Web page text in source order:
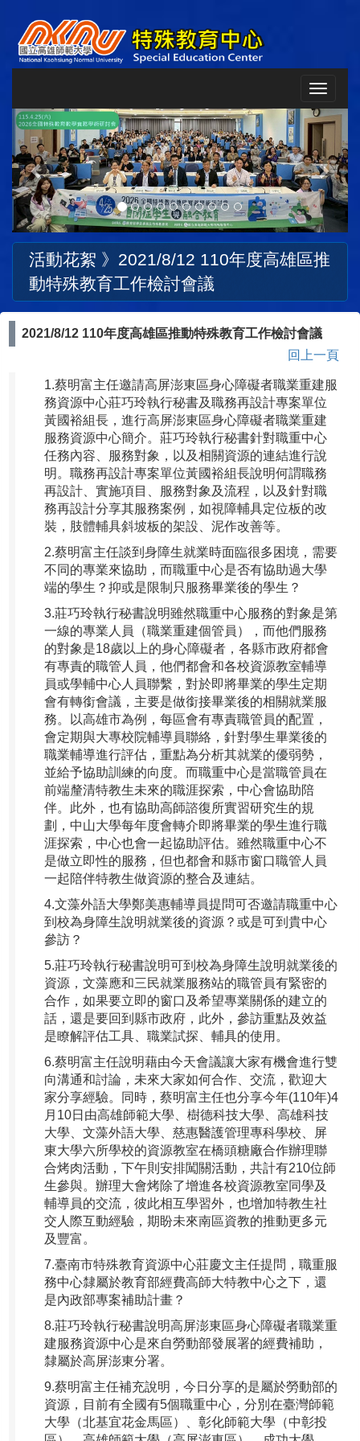
Toggle
Previous Next
活動花絮 》 2021/8/12 110年度高雄區推
動特殊教育工作檢討會議
2021/8/12 110年度高雄區推動特殊教育工作檢討會議
回上一頁
1.蔡明富主任邀請高屏澎東區身心障礙者職業重建服
務資源中心莊巧玲執行秘書及職務再設計專案單位
黃國裕組長，進行高屏澎東區身心障礙者職業重建
服務資源中心簡介。莊巧玲執行秘書針對職重中心
任務內容、服務對象，以及相關資源的連結進行說
明。職務再設計專案單位黃國裕組長說明何謂職務
再設計、實施項目、服務對象及流程，以及針對職
務再設計分享其服務案例，如視障輔具定位板的改
裝，肢體輔具斜坡板的架設、泥作改善等。
2.蔡明富主任談到身障生就業時面臨很多困境，需要
不同的專業來協助，而職重中心是否有協助過大學
端的學生？抑或是限制只服務畢業後的學生？
3.莊巧玲執行秘書說明雖然職重中心服務的對象是第
一線的專業人員（職業重建個管員），而他們服務
的對象是18歲以上的身心障礙者，各縣市政府都會
有專責的職管人員，他們都會和各校資源教室輔導
員或學輔中心人員聯繫，對於即將畢業的學生定期
會有轉銜會議，主要是做銜接畢業後的相關就業服
務。以高雄市為例，每區會有專責職管員的配置，
會定期與大專校院輔導員聯絡，針對學生畢業後的
職業輔導進行評估，重點為分析其就業的優弱勢，
並給予協助訓練的向度。而職重中心是當職管員在
前端釐清特教生未來的職涯探索，中心會協助陪
伴。此外，也有協助高師諮復所實習研究生的規
劃，中山大學每年度會轉介即將畢業的學生進行職
涯探索，中心也會一起協助評估。雖然職重中心不
是做立即性的服務，但也都會和縣市窗口職管人員
一起陪伴特教生做資源的整合及連結。
4.文藻外語大學鄭美惠輔導員提問可否邀請職重中心
到校為身障生說明就業後的資源？或是可到貴中心
參訪？
5.莊巧玲執行秘書說明可到校為身障生說明就業後的
資源，文藻應和三民就業服務站的職管員有緊密的
合作，如果要立即的窗口及希望專業關係的建立的
話，還是要回到縣市政府，此外，參訪重點及效益
是瞭解評估工具、職業試探、輔具的使用。
6.蔡明富主任說明藉由今天會議讓大家有機會進行雙
向溝通和討論，未來大家如何合作、交流，歡迎大
家分享經驗。同時，蔡明富主任也分享今年(110年)4
月10日由高雄師範大學、樹德科技大學、高雄科技
大學、文藻外語大學、慈惠醫護管理專科學校、屏
東大學六所學校的資源教室在橋頭糖廠合作辦理聯
合烤肉活動，下午則安排闖關活動，共計有210位師
生參與。辦理大會烤除了增進各校資源教室同學及
輔導員的交流，彼此相互學習外，也增加特教生社
交人際互動經驗，期盼未來南區資教的推動更多元
及豐富。
7.臺南市特殊教育資源中心莊慶文主任提問，職重服
務中心隸屬於教育部經費高師大特教中心之下，還
是內政部專案補助計畫？
8.莊巧玲執行秘書說明高屏澎東區身心障礙者職業重
建服務資源中心是來自勞動部發展署的經費補助，
隸屬於高屏澎東分署。
9.蔡明富主任補充說明，今日分享的是屬於勞動部的
資源，目前有全國有5個職重中心，分別在臺灣師範
大學（北基宜花金馬區）、彰化師範大學（中彰投